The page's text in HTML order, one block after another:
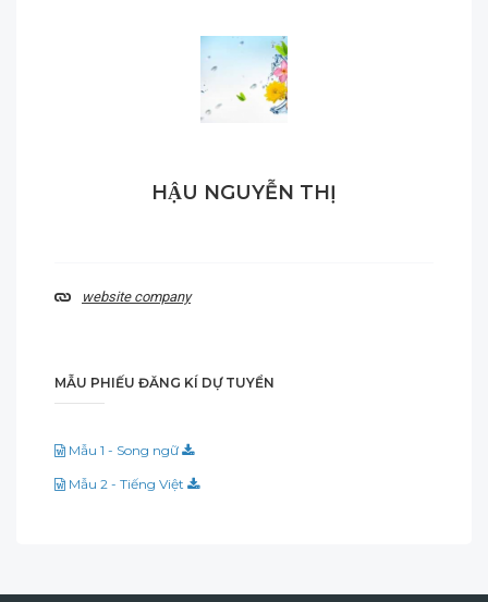
HẬU NGUYỄN THỊ
website company
MẪU PHIẾU ĐĂNG KÍ DỰ TUYỂN
Mẫu 1 - Song ngữ
Mẫu 2 - Tiếng Việt